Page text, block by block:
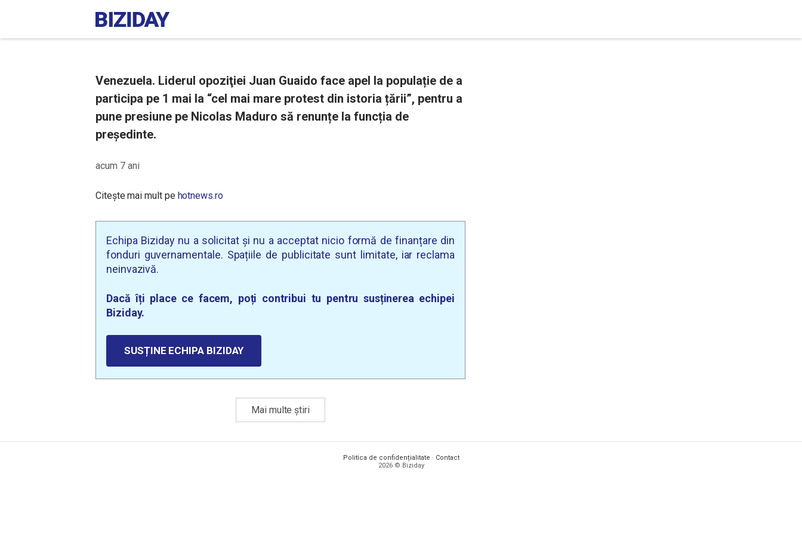
Venezuela. Liderul opoziţiei Juan Guaido face apel la populație de a
participa pe 1 mai la “cel mai mare protest din istoria țării”, pentru a
pune presiune pe Nicolas Maduro să renunțe la funcția de
președinte.
acum 7 ani
Citește mai mult pe hotnews.ro
Echipa Biziday nu a solicitat și nu a acceptat nicio formă de finanțare din
fonduri guvernamentale. Spațiile de publicitate sunt limitate, iar reclama
neinvazivă.
Dacă îți place ce facem, poți contribui tu pentru susținerea echipei
Biziday.
SUSȚINE ECHIPA BIZIDAY
Mai multe știri
Politica de confidențialitate · Contact
2026 © Biziday